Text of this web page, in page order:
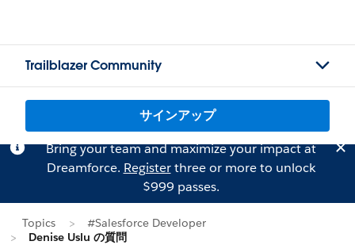
Trailblazer Community
サインアップ
Bring your team and maximize your impact at
Dreamforce. Registerthree or more to unlock
$999 passes.
Topics
#Salesforce Developer
Denise Uslu の質問